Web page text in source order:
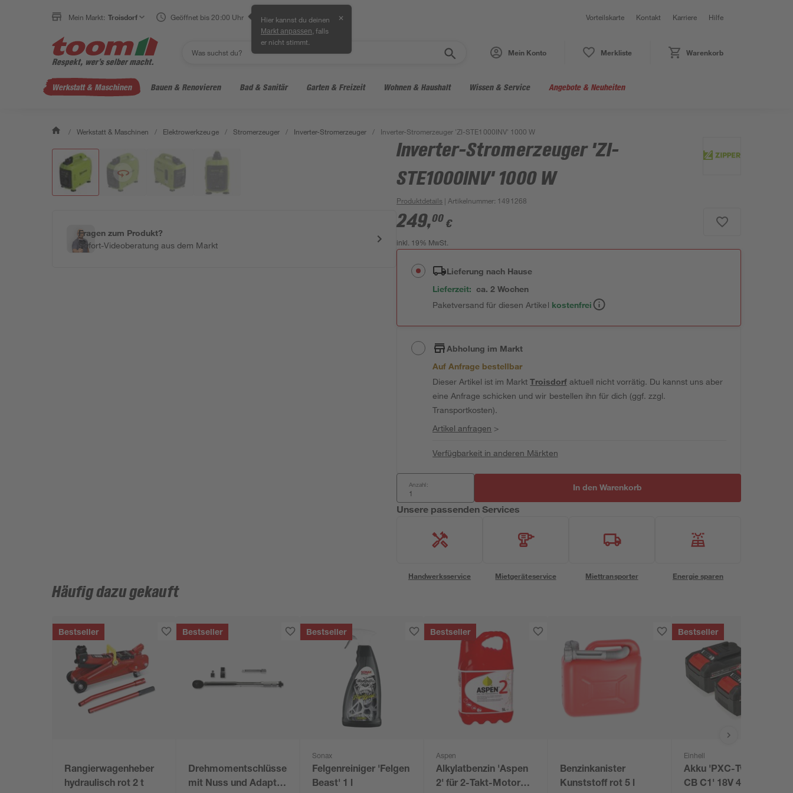
Mein Markt: Troisdorf Geöffnet bis 20:00 Uhr Hier kannst du deinen
Markt anpassen , falls
er nicht stimmt.
✕ Vorteilskarte Kontakt Karriere Hilfe
Mein Konto Merkliste Warenkorb
Werkstatt & Maschinen Bauen & Renovieren Bad & Sanitär Garten & Freizeit Wohnen & Haushalt Wissen & Service Angebote & Neuheiten
/ Werkstatt & Maschinen / Elektrowerkzeuge / Stromerzeuger / Inverter-Stromerzeuger / Inverter-Stromerzeuger 'ZI-STE1000INV' 1000 W
Fragen zum Produkt?
Sofort-Videoberatung aus dem Markt
Inverter-Stromerzeuger 'ZI-
STE1000INV' 1000 W
Produktdetails | Artikelnummer: 1491268
249,00 €
inkl. 19% MwSt.
Lieferung nach Hause
Lieferzeit: ca. 2 Wochen
Paketversand für diesen Artikel kostenfrei
Abholung im Markt
Auf Anfrage bestellbar
Dieser Artikel ist im MarktTroisdorfaktuell nicht vorrätig. Du kannst uns aber
eine Anfrage schicken und wir bestellen ihn für dich (ggf. zzgl.
Transportkosten).
Artikel anfragen >
Verfügbarkeit in anderen Märkten
Anzahl: In den Warenkorb
Unsere passenden Services
Handwerksservice Mietgeräteservice Miettransporter Energie sparen
Häufig dazu gekauft
Bestseller
Rangierwagenheber
hydraulisch rot 2 t
Bestseller
Drehmomentschlüssel
mit Nuss und Adapter
Bestseller
Sonax
Felgenreiniger 'Felgen
Beast' 1 l
Bestseller
Aspen
Alkylatbenzin 'Aspen
2' für 2-Takt-Motoren
Benzinkanister
Kunststoff rot 5 l
Bestseller
Einhell
Akku 'PXC-Twinpack
CB C1' 18V 4,0 Ah 2